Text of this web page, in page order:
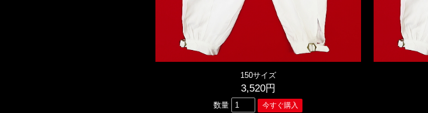
150サイズ
3,520円
数量